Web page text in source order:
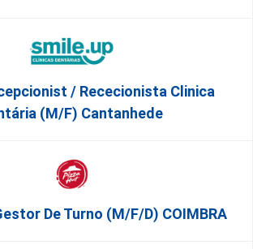
/ Rececionista Clinica
(M/F) Cantanhede
De Turno (m/f/d) COIMBRA